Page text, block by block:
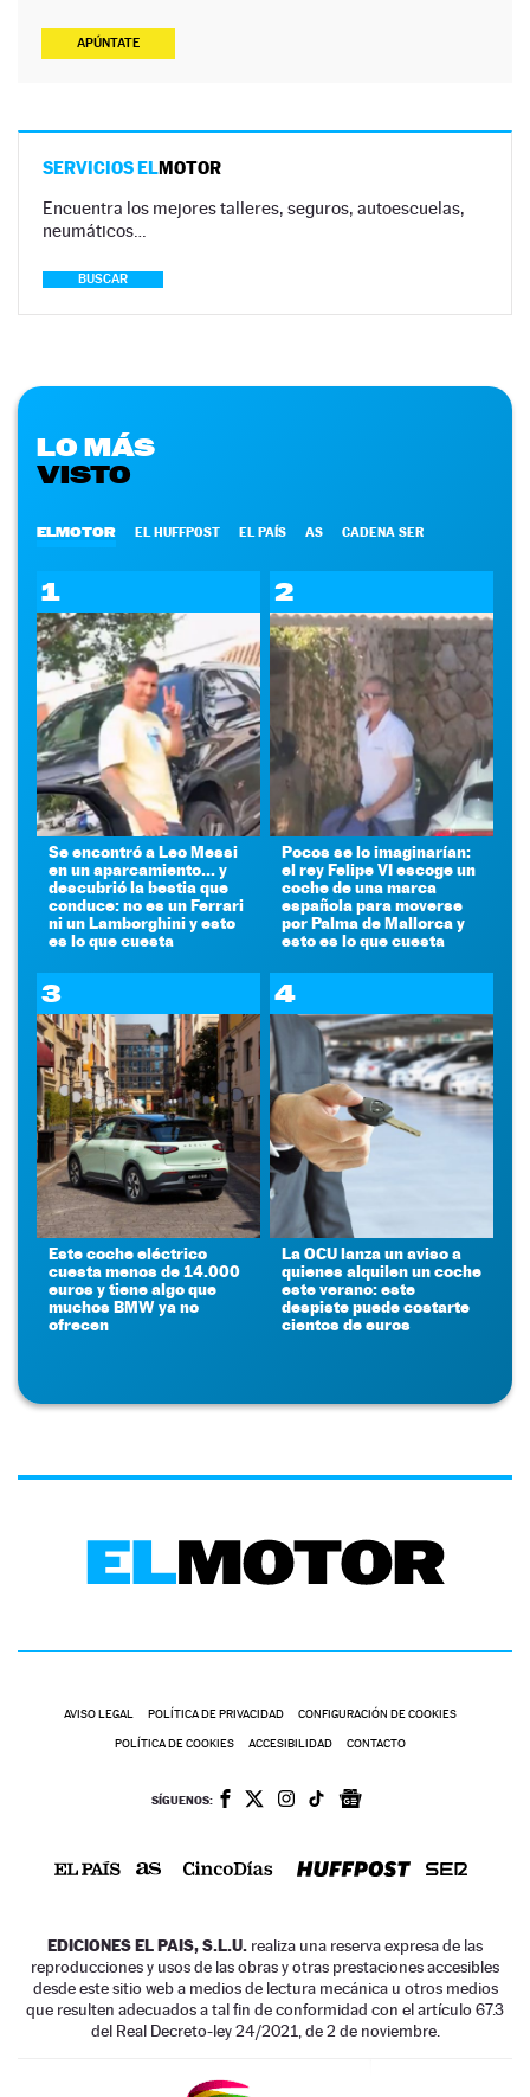
APÚNTATE
SERVICIOS ELMOTOR
Encuentra los mejores talleres, seguros, autoescuelas,
neumáticos…
BUSCAR
LO MÁS
VISTO
ELMOTOR EL HUFFPOST EL PAÍS AS CADENA SER
1
Se encontró a Leo Messi
en un aparcamiento... y
descubrió la bestia que
conduce: no es un Ferrari
ni un Lamborghini y esto
es lo que cuesta
2
Pocos se lo imaginarían:
el rey Felipe VI escoge un
coche de una marca
española para moverse
por Palma de Mallorca y
esto es lo que cuesta
3
Este coche eléctrico
cuesta menos de 14.000
euros y tiene algo que
muchos BMW ya no
ofrecen
4
La OCU lanza un aviso a
quienes alquilen un coche
este verano: este
despiste puede costarte
cientos de euros
AVISO LEGAL POLÍTICA DE PRIVACIDAD CONFIGURACIÓN DE COOKIES
POLÍTICA DE COOKIES ACCESIBILIDAD CONTACTO
SÍGUENOS:
EDICIONES EL PAIS, S.L.U. realiza una reserva expresa de las
reproducciones y usos de las obras y otras prestaciones accesibles
desde este sitio web a medios de lectura mecánica u otros medios
que resulten adecuados a tal fin de conformidad con el artículo 67.3
del Real Decreto-ley 24/2021, de 2 de noviembre.